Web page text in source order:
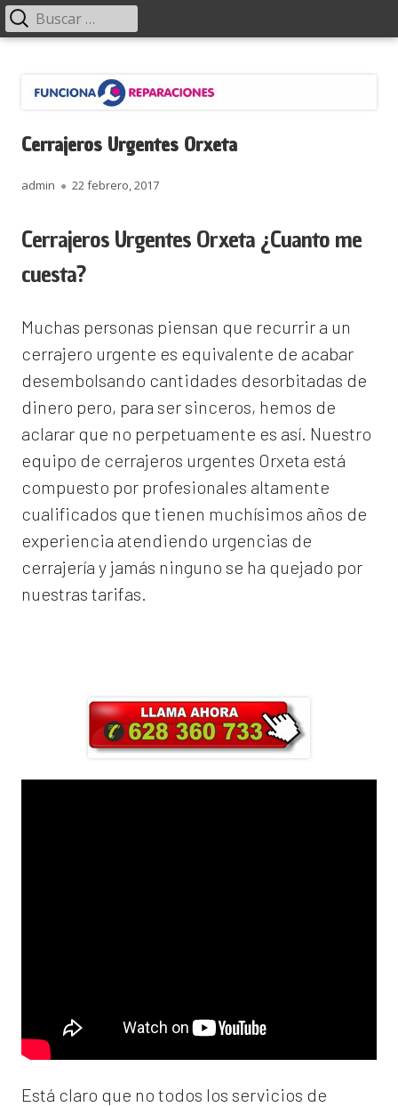
contenido
Menú
principal Buscar:
Cerrajeros Urgentes Orxeta
Autor
admin
Publicado
22 febrero, 2017
Cerrajeros Urgentes Orxeta ¿Cuanto me
cuesta?
Muchas personas piensan que recurrir a un
cerrajero urgente es equivalente de acabar
desembolsando cantidades desorbitadas de
dinero pero, para ser sinceros, hemos de
aclarar que no perpetuamente es así. Nuestro
equipo de cerrajeros urgentes Orxeta está
compuesto por profesionales altamente
cualificados que tienen muchísimos años de
experiencia atendiendo urgencias de
cerrajería y jamás ninguno se ha quejado por
nuestras tarifas.
Está claro que no todos los servicios de